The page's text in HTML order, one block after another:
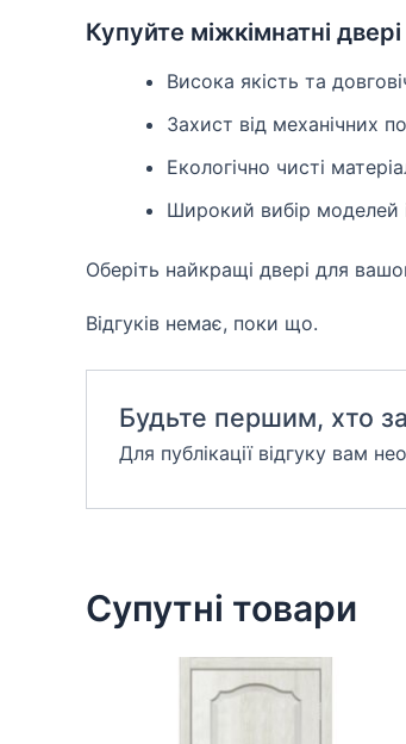
Купуйте міжкімнатні
Висока якість та
Захист від механічних
Екологічно чисті
Широкий вибір моделей
Оберіть найкращі двері для
Відгуків немає, поки що.
Будьте першим, хто
Для публікації відгуку вам
Супутні товари